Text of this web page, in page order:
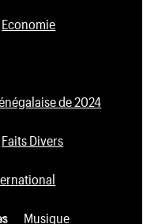
Economie
de 2024
Faits Divers
Musique